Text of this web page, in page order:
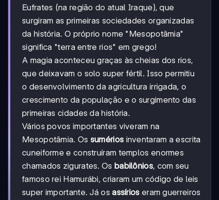
Eufrates (na região do atual Iraque), que
surgiram as primeiras sociedades organizadas
da história. O próprio nome "Mesopotâmia"
significa "terra entre rios" em grego!
A magia aconteceu graças às cheias dos rios,
que deixavam o solo super fértil. Isso permitiu
o desenvolvimento da agricultura irrigada, o
crescimento da população e o surgimento das
primeiras cidades da história.
Vários povos importantes viveram na
Mesopotâmia. Os sumérios inventaram a escrita
cuneiforme e construíram templos enormes
chamados zigurates. Os babilônios, com seu
famoso rei Hamurábi, criaram um código de leis
super importante. Já osassírios eram guerreiros